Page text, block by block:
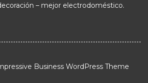
– mejor electrodoméstico.
Business WordPress Theme